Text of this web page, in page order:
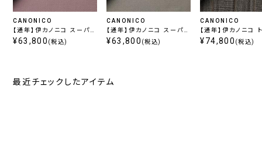
CANONICO
【通年】伊カノニコ スーパー
110's PINK
¥63,800 (税込)
CANONICO
【通年】伊カノニコ スーパー
110's LIGHT GREY
¥63,800 (税込)
CANONICO
【通年】伊カノニコ
ル CHINE'
¥74,800 (税込)
最近チェックしたアイテム